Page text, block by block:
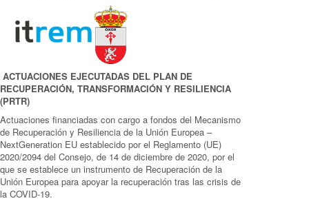
ACTUACIONES EJECUTADAS DEL PLAN DE
RECUPERACIÓN, TRANSFORMACIÓN Y RESILIENCIA
(PRTR)
Actuaciones financiadas con cargo a fondos del Mecanismo
de Recuperación y Resiliencia de la Unión Europea –
NextGeneration EU establecido por el Reglamento (UE)
2020/2094 del Consejo, de 14 de diciembre de 2020, por el
que se establece un instrumento de Recuperación de la
Unión Europea para apoyar la recuperación tras las crisis de
la COVID-19.